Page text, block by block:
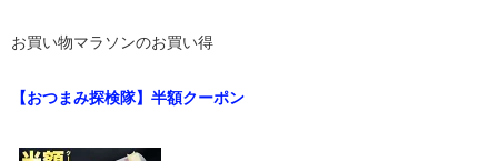
お買い物マラソンのお買い得
【おつまみ探検隊】半額クーポン